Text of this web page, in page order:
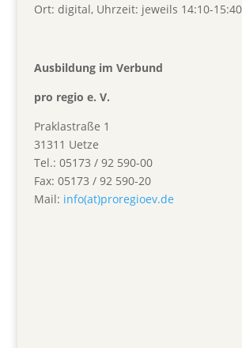
Ort: digital, Uhrzeit: jeweils 14:10-
Ausbildung im Verbund
pro regio e. V.
Praklastraße 1
31311 Uetze
Tel.: 05173 / 92 590-00
Fax: 05173 / 92 590-20
Mail: info(at)proregioev.de